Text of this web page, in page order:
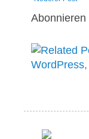
Abonnieren